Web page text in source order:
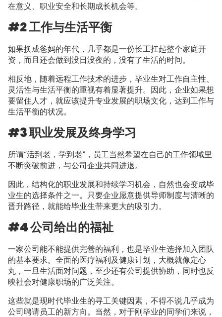
在意义、职业安全和长期成长机会等。
#2 工作与生活平衡
如果换成爸妈的年代，几乎都是一份长工扛起整个家庭开
资，而且还会做到没日没夜的，没有了生活的时间。
相反地，随着远程工作技术的进步，毕业生对工作自主性、
灵活性与生活平衡的重视有着显著提升。因此，企业如果想
要留住人才，就应该提升专业发展的职场文化，达到工作与
生活平衡的状况。
#3 职业发展及终身学习
所谓“活到老，学到老”，员工当然希望在自己的工作领域里
不断突破前进，与公司企业共同进退。
因此，结构化的职业发展和持续学习机会，自然也会变成毕
业生的选择条件之一。只要企业愿意提供导师制度与清晰的
晋升路径，就能给毕业生带来更大的吸引力。
#4 公司给出的福祉
一家公司能不能提供完善的福利，也是毕业生选择加入团队
的基本要求。全面的医疗福利及健康计划，大概就像定心
丸，一旦生活面对问题，至少还有公司提供协助，同时也反
映社会对健康职场的广泛关注。
这些就是现时代毕业生的寻工关键因素，不得不说几乎成为
公司聘请员工的新方向。当然，对于刚毕业的同学们来说，